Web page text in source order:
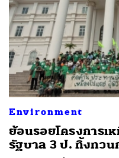
Environment
ย้อนรอยโครงการเ
รัฐบาล 3 ป. ทิ้งทว
ค้นหา
SHARE